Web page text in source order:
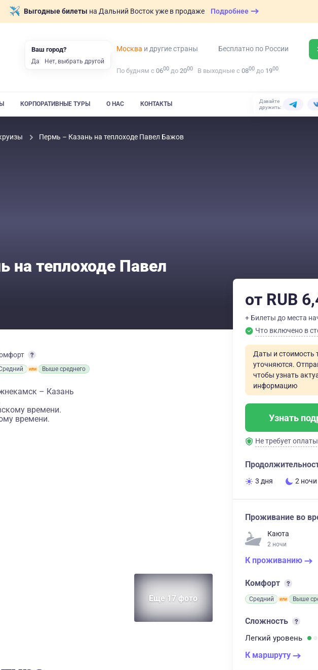
Выгодные билеты на Дальний Восток уже в продаже Подробнее
Москва и другие страны Бесплатно по России
По будням с 0600 до 2000 В выходные с 0800 до 1900
КОРПОРАТИВНЫЕ ТУРЫ О НАС КОНТАКТЫ
Давайте
дружить:
Пермь – Казань на теплоходе Павел Бажов
на теплоходе Павел
Выше среднего
– Казань
времени.
времени.
Еще 17 фото
от RUB
+ Билеты до места
Что включено в
Даты и стоимость
уточняются.
чтобы узнать
информацию
Узнать
Не требует
3 дня 2 ночи
Проживание во
Каюта
2 ночи
К проживанию
Комфорт
Средний Выше
Сложность
Легкий уровень
К маршруту
Ваш город?
Да Нет, выбрать другой